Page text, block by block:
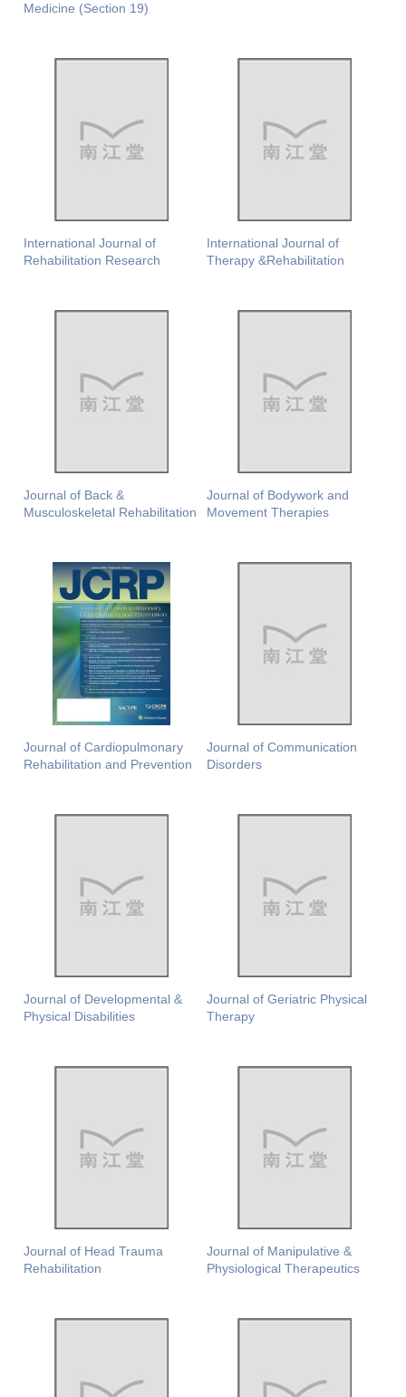
Medicine (Section 19)
International Journal of
Rehabilitation Research
International Journal of
Therapy &Rehabilitation
Journal of Back &
Musculoskeletal Rehabilitation
Journal of Bodywork and
Movement Therapies
Journal of Cardiopulmonary
Rehabilitation and Prevention
Journal of Communication
Disorders
Journal of Developmental &
Physical Disabilities
Journal of Geriatric Physical
Therapy
Journal of Head Trauma
Rehabilitation
Journal of Manipulative &
Physiological Therapeutics